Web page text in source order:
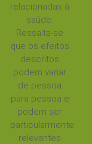
relacionadas à
saúde.
Ressalta-se
que os efeitos
descritos
podem variar
de pessoa
para pessoa e
podem ser
particularmente
relevantes